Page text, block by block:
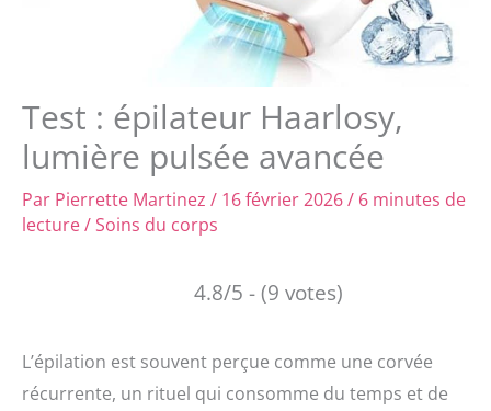
Test : épilateur Haarlosy,
lumière pulsée avancée
Par Pierrette Martinez / 16 février 2026/ 6 minutes de
lecture/Soins du corps
4.8/5 - (9 votes)
L’épilation est souvent perçue comme une corvée
récurrente, un rituel qui consomme du temps et de